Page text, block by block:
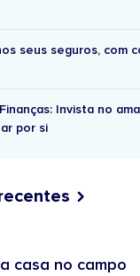
seus seguros, com
Invista no
por si
casa no campo